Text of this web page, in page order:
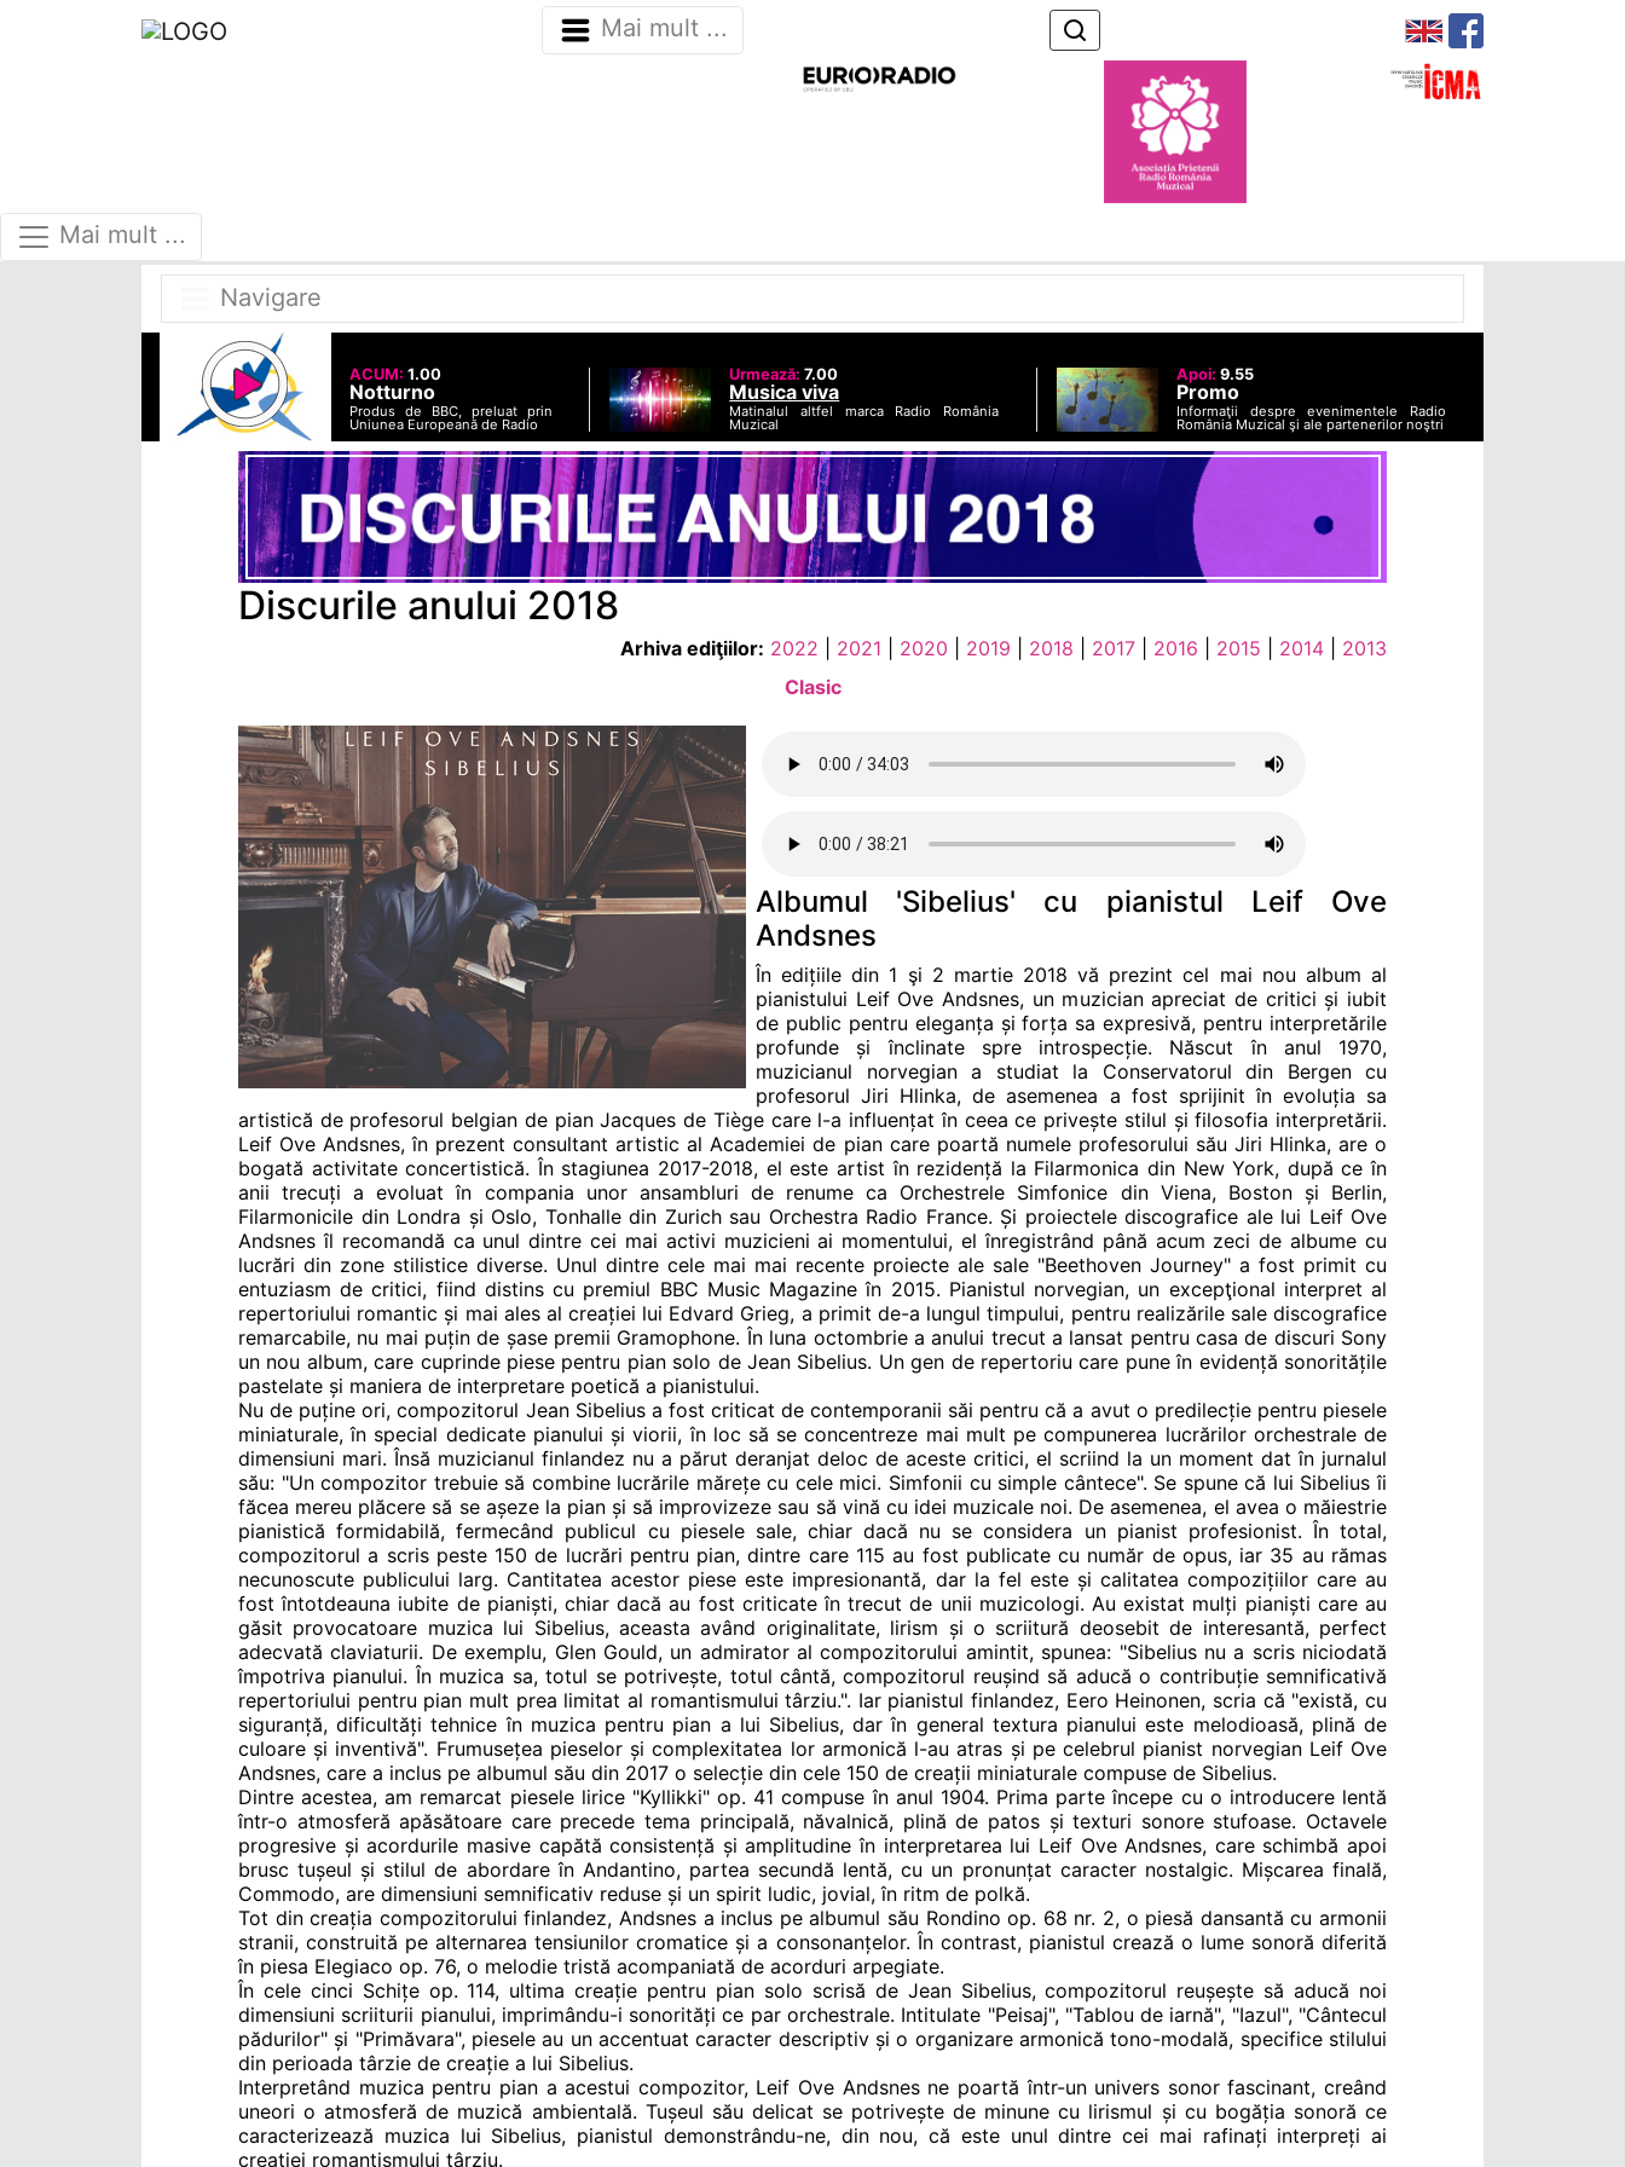
Mai mult ...
Mai mult ...
Navigare
ACUM: 1.00
Notturno
Produs de BBC, preluat prin
Uniunea Europeană de Radio
Urmează:7.00
Musica viva
Matinalul altfel marca Radio România
Muzical
Apoi:9.55
Promo
Informaţii despre evenimentele Radio
România Muzical şi ale partenerilor noştri
Discurile anului 2018
Arhiva ediţiilor: 2022 2021 2020 2019 2018 2017 2016 2015 2014
2013
Clasic
Albumul 'Sibelius' cu pianistul Leif Ove
Andsnes
În edițiile din 1 şi 2 martie 2018 vă prezint cel mai nou album al
pianistului Leif Ove Andsnes, un muzician apreciat de critici și iubit
de public pentru eleganța și forța sa expresivă, pentru interpretările
profunde și înclinate spre introspecție. Născut în anul 1970,
muzicianul norvegian a studiat la Conservatorul din Bergen cu
profesorul Jiri Hlinka, de asemenea a fost sprijinit în evoluția sa
artistică de profesorul belgian de pian Jacques de Tiège care l-a influențat în ceea ce privește stilul și filosofia interpretării.
Leif Ove Andsnes, în prezent consultant artistic al Academiei de pian care poartă numele profesorului său Jiri Hlinka, are o
bogată activitate concertistică. În stagiunea 2017-2018, el este artist în rezidență la Filarmonica din New York, după ce în
anii trecuți a evoluat în compania unor ansambluri de renume ca Orchestrele Simfonice din Viena, Boston și Berlin,
Filarmonicile din Londra și Oslo, Tonhalle din Zurich sau Orchestra Radio France. Și proiectele discografice ale lui Leif Ove
Andsnes îl recomandă ca unul dintre cei mai activi muzicieni ai momentului, el înregistrând până acum zeci de albume cu
lucrări din zone stilistice diverse. Unul dintre cele mai mai recente proiecte ale sale "Beethoven Journey" a fost primit cu
entuziasm de critici, fiind distins cu premiul BBC Music Magazine în 2015. Pianistul norvegian, un excepţional interpret al
repertoriului romantic și mai ales al creației lui Edvard Grieg, a primit de-a lungul timpului, pentru realizările sale discografice
remarcabile, nu mai puțin de șase premii Gramophone. În luna octombrie a anului trecut a lansat pentru casa de discuri Sony
un nou album, care cuprinde piese pentru pian solo de Jean Sibelius. Un gen de repertoriu care pune în evidență sonoritățile
pastelate și maniera de interpretare poetică a pianistului.
Nu de puține ori, compozitorul Jean Sibelius a fost criticat de contemporanii săi pentru că a avut o predilecție pentru piesele
miniaturale, în special dedicate pianului și viorii, în loc să se concentreze mai mult pe compunerea lucrărilor orchestrale de
dimensiuni mari. Însă muzicianul finlandez nu a părut deranjat deloc de aceste critici, el scriind la un moment dat în jurnalul
său: "Un compozitor trebuie să combine lucrările mărețe cu cele mici. Simfonii cu simple cântece". Se spune că lui Sibelius îi
făcea mereu plăcere să se așeze la pian și să improvizeze sau să vină cu idei muzicale noi. De asemenea, el avea o măiestrie
pianistică formidabilă, fermecând publicul cu piesele sale, chiar dacă nu se considera un pianist profesionist. În total,
compozitorul a scris peste 150 de lucrări pentru pian, dintre care 115 au fost publicate cu număr de opus, iar 35 au rămas
necunoscute publicului larg. Cantitatea acestor piese este impresionantă, dar la fel este și calitatea compozițiilor care au
fost întotdeauna iubite de pianiști, chiar dacă au fost criticate în trecut de unii muzicologi. Au existat mulți pianiști care au
găsit provocatoare muzica lui Sibelius, aceasta având originalitate, lirism și o scriitură deosebit de interesantă, perfect
adecvată claviaturii. De exemplu, Glen Gould, un admirator al compozitorului amintit, spunea: "Sibelius nu a scris niciodată
împotriva pianului. În muzica sa, totul se potrivește, totul cântă, compozitorul reușind să aducă o contribuție semnificativă
repertoriului pentru pian mult prea limitat al romantismului târziu.". Iar pianistul finlandez, Eero Heinonen, scria că "există, cu
siguranță, dificultăți tehnice în muzica pentru pian a lui Sibelius, dar în general textura pianului este melodioasă, plină de
culoare și inventivă". Frumusețea pieselor și complexitatea lor armonică l-au atras și pe celebrul pianist norvegian Leif Ove
Andsnes, care a inclus pe albumul său din 2017 o selecție din cele 150 de creații miniaturale compuse de Sibelius.
Dintre acestea, am remarcat piesele lirice "Kyllikki" op. 41 compuse în anul 1904. Prima parte începe cu o introducere lentă
într-o atmosferă apăsătoare care precede tema principală, năvalnică, plină de patos și texturi sonore stufoase. Octavele
progresive și acordurile masive capătă consistență și amplitudine în interpretarea lui Leif Ove Andsnes, care schimbă apoi
brusc tușeul și stilul de abordare în Andantino, partea secundă lentă, cu un pronunțat caracter nostalgic. Mișcarea finală,
Commodo, are dimensiuni semnificativ reduse și un spirit ludic, jovial, în ritm de polkă.
Tot din creația compozitorului finlandez, Andsnes a inclus pe albumul său Rondino op. 68 nr. 2, o piesă dansantă cu armonii
stranii, construită pe alternarea tensiunilor cromatice și a consonanțelor. În contrast, pianistul crează o lume sonoră diferită
în piesa Elegiaco op. 76, o melodie tristă acompaniată de acorduri arpegiate.
În cele cinci Schițe op. 114, ultima creație pentru pian solo scrisă de Jean Sibelius, compozitorul reușește să aducă noi
dimensiuni scriiturii pianului, imprimându-i sonorități ce par orchestrale. Intitulate "Peisaj", "Tablou de iarnă", "Iazul", "Cântecul
pădurilor" și "Primăvara", piesele au un accentuat caracter descriptiv și o organizare armonică tono-modală, specifice stilului
din perioada târzie de creație a lui Sibelius.
Interpretând muzica pentru pian a acestui compozitor, Leif Ove Andsnes ne poartă într-un univers sonor fascinant, creând
uneori o atmosferă de muzică ambientală. Tușeul său delicat se potrivește de minune cu lirismul și cu bogăția sonoră ce
caracterizează muzica lui Sibelius, pianistul demonstrându-ne, din nou, că este unul dintre cei mai rafinați interpreți ai
creației romantismului târziu.